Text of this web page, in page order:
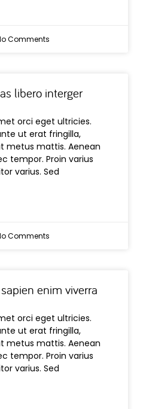
Comments
libero interger
orci eget ultricies.
ut erat fringilla,
metus mattis. Aenean
tempor. Proin varius
varius. Sed
Comments
enim viverra
orci eget ultricies.
ut erat fringilla,
metus mattis. Aenean
tempor. Proin varius
varius. Sed